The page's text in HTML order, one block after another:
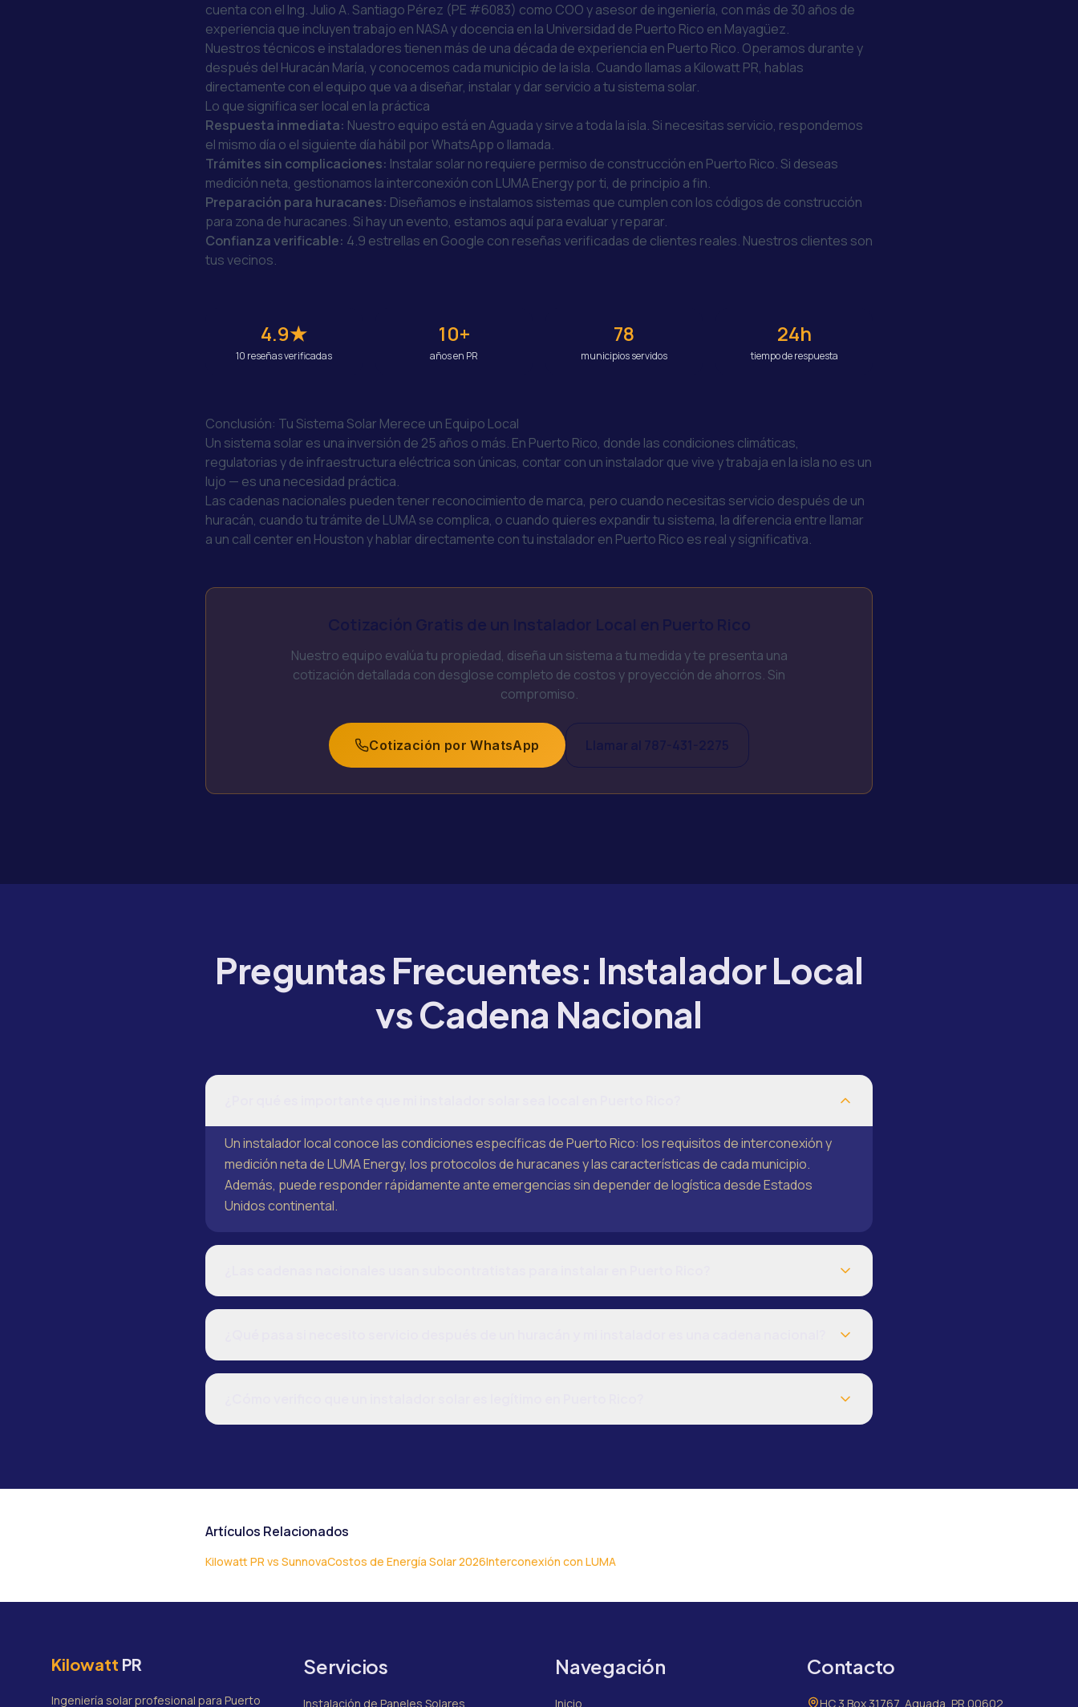
cuenta con el Ing. Julio A. Santiago Pérez (PE #6083) como COO y asesor de ingeniería, con más de 30 años de
experiencia que incluyen trabajo en NASA y docencia en la Universidad de Puerto Rico en Mayagüez.
Nuestros técnicos e instaladores tienen más de una década de experiencia en Puerto Rico. Operamos durante y
después del Huracán María, y conocemos cada municipio de la isla. Cuando llamas a Kilowatt PR, hablas
directamente con el equipo que va a diseñar, instalar y dar servicio a tu sistema solar.
Lo que significa ser local en la práctica
Respuesta inmediata: Nuestro equipo está en Aguada y sirve a toda la isla. Si necesitas servicio, respondemos
el mismo día o el siguiente día hábil por WhatsApp o llamada.
Trámites sin complicaciones: Instalar solar no requiere permiso de construcción en Puerto Rico. Si deseas
medición neta, gestionamos la interconexión con LUMA Energy por ti, de principio a fin.
Preparación para huracanes: Diseñamos e instalamos sistemas que cumplen con los códigos de construcción
para zona de huracanes. Si hay un evento, estamos aquí para evaluar y reparar.
Confianza verificable: 4.9 estrellas en Google con reseñas verificadas de clientes reales. Nuestros clientes son
tus vecinos.
4.9★
10 reseñas verificadas
10+
años en PR
78
municipios servidos
24h
tiempo de respuesta
Conclusión: Tu Sistema Solar Merece un Equipo Local
Un sistema solar es una inversión de 25 años o más. En Puerto Rico, donde las condiciones climáticas,
regulatorias y de infraestructura eléctrica son únicas, contar con un instalador que vive y trabaja en la isla no es un
lujo — es una necesidad práctica.
Las cadenas nacionales pueden tener reconocimiento de marca, pero cuando necesitas servicio después de un
huracán, cuando tu trámite de LUMA se complica, o cuando quieres expandir tu sistema, la diferencia entre llamar
a un call center en Houston y hablar directamente con tu instalador en Puerto Rico es real y significativa.
Cotización Gratis de un Instalador Local en Puerto Rico
Nuestro equipo evalúa tu propiedad, diseña un sistema a tu medida y te presenta una
cotización detallada con desglose completo de costos y proyección de ahorros. Sin
compromiso.
Cotización por WhatsApp Llamar al 787-431-2275
Preguntas Frecuentes: Instalador Local
vs Cadena Nacional
Un instalador local conoce las condiciones específicas de Puerto Rico: los requisitos de interconexión y
medición neta de LUMA Energy, los protocolos de huracanes y las características de cada municipio.
Además, puede responder rápidamente ante emergencias sin depender de logística desde Estados
Unidos continental.
Artículos Relacionados
Kilowatt PR vs SunnovaCostos de Energía Solar 2026Interconexión con LUMA
Kilowatt PR
Ingeniería solar profesional para Puerto
Servicios
Instalación de Paneles Solares
Navegación
Inicio
Contacto
HC 3 Box 31767, Aguada, PR 00602